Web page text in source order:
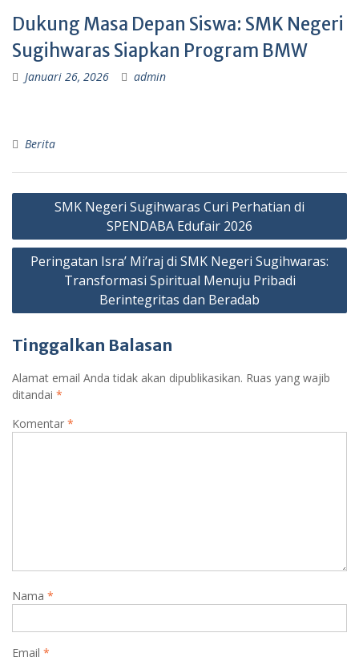
Dukung Masa Depan Siswa: SMK Negeri
Sugihwaras Siapkan Program BMW
Januari 26, 2026 admin
Berita
Navigasi
SMK Negeri Sugihwaras Curi Perhatian di
SPENDABA Edufair 2026
Peringatan Isra’ Mi’raj di SMK Negeri Sugihwaras:
Transformasi Spiritual Menuju Pribadi
Berintegritas dan Beradab
Tinggalkan Balasan
Alamat email Anda tidak akan dipublikasikan. Ruas yang wajib
ditandai *
Komentar *
Nama *
Email *